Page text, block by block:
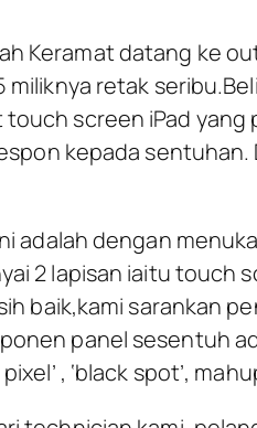
Keramat datang ke
miliknya retak
screen iPad
kepada
adalah dengan
2 lapisan iaitu touch
baik,kami sarankan
panel sesentuh
, ‘black spot’,